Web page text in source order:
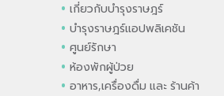
เกี่ยวกับบำรุงราษฎร์
บำรุงราษฎร์แอปพลิเคชัน
ศูนย์รักษา
ห้องพักผู้ป่วย
อาหาร,เครื่องดื่ม และ ร้านค้า